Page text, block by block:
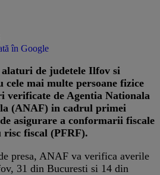
în Google
de judetele Ilfov si
cele mai multe persoane fizice
verificate de Agentia Nationala
(ANAF) in cadrul primei
asigurare a conformarii fiscale
risc fiscal (PFRF).
presa, ANAF va verifica averile
31 din Bucuresti si 14 din